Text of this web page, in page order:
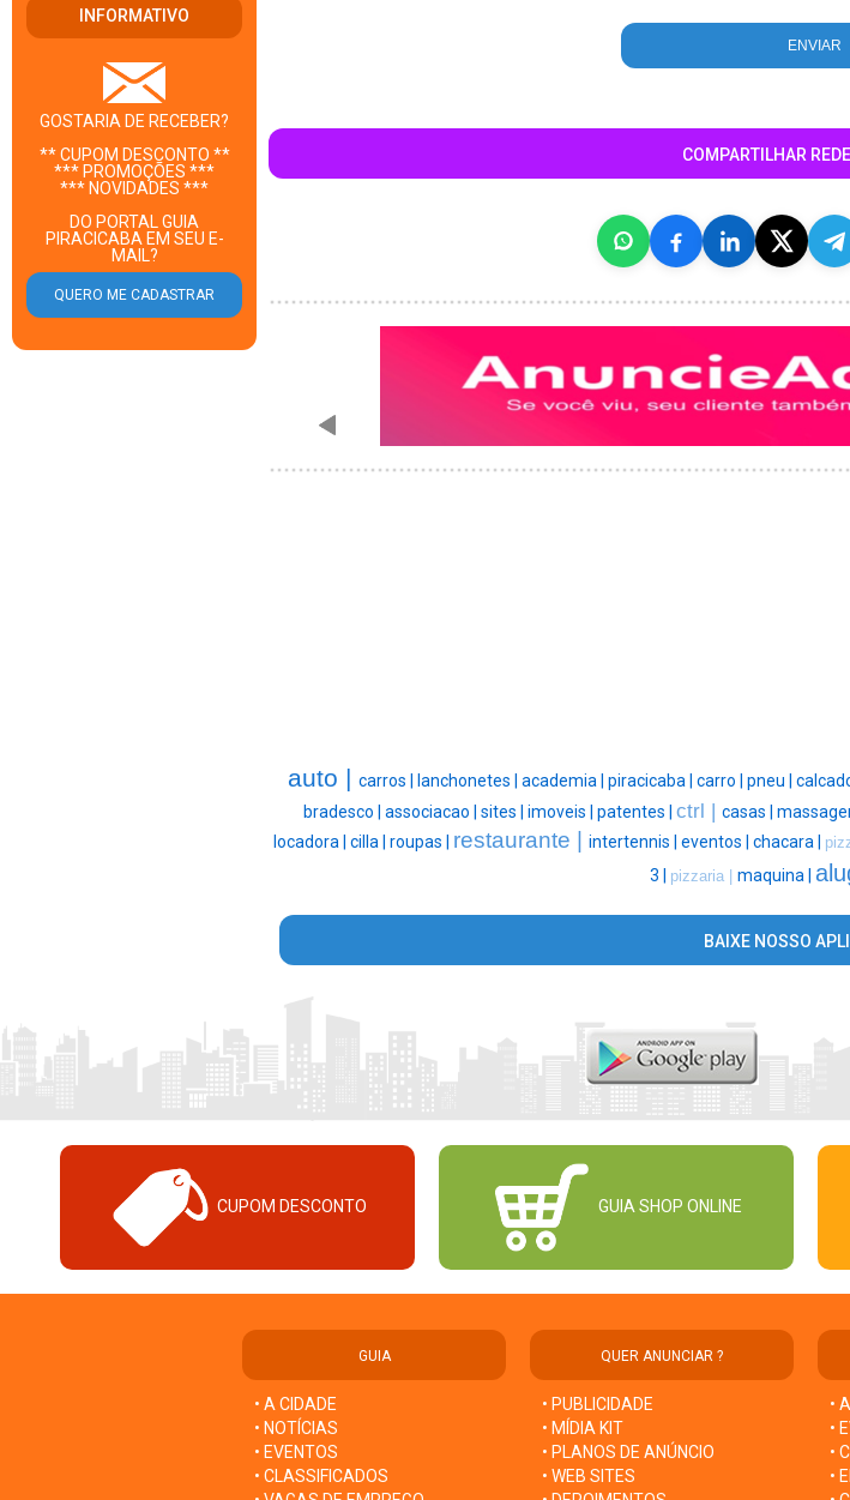
INFORMATIVO
GOSTARIA DE RECEBER?
** CUPOM DESCONTO **
*** PROMOÇÕES ***
*** NOVIDADES ***
DO PORTAL GUIA
PIRACICABA EM SEU E-
MAIL?
COMPARTILHAR
auto | carros | lanchonetes | academia | piracicaba | carro | pneu |
bradesco | associacao | sites | imoveis | patentes | ctrl | casas |
locadora | cilla | roupas | restaurante | intertennis | eventos | chacara |
3 | pizzaria | maquina |
BAIXE NOSSO
CUPOM DESCONTO GUIA SHOP ONLINE
GUIA
• A CIDADE
• NOTÍCIAS
• EVENTOS
• CLASSIFICADOS
QUER ANUNCIAR ?
• PUBLICIDADE
• MÍDIA KIT
• PLANOS DE ANÚNCIO
• WEB SITES
•
•
•
•